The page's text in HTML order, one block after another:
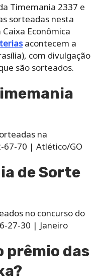
Timemania 2337 e
sorteadas nesta
Econômica
acontecem a
com divulgação
são sorteados.
na
67-70 | Atlético/GO
de Sorte
no concurso do
27-30 | Janeiro
prêmio das